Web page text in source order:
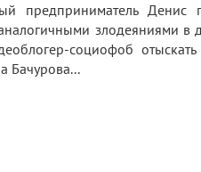
предприниматель
злодеяниями в
социофоб
Бачурова...